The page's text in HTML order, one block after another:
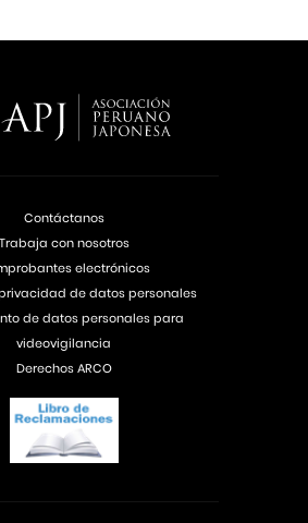
Contáctanos
Trabaja con nosotros
electrónicos
de datos personales
de datos personales para
videovigilancia
Derechos ARCO